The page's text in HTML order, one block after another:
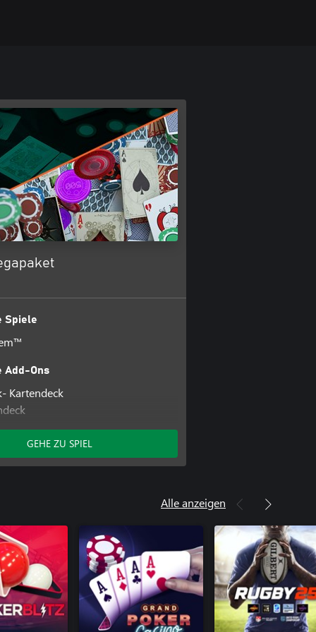
Spiele
Add-Ons
Kartendeck
City"
Kartendeck
des Königs”
Kartendeck
GEHE ZU SPIEL
Alle anzeigen